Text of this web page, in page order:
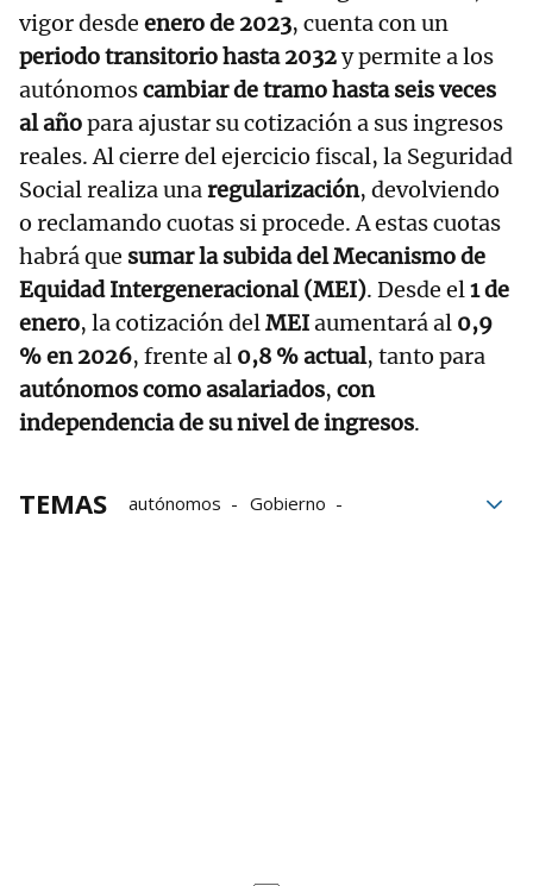
vigor desde enero de 2023, cuenta con un
periodo transitorio hasta 2032y permite a los
autónomoscambiar de tramo hasta seis veces
al añopara ajustar su cotización a sus ingresos
reales. Al cierre del ejercicio fiscal, la Seguridad
Social realiza unaregularización, devolviendo
o reclamando cuotas si procede. A estas cuotas
habrá que sumar la subida del Mecanismo de
Equidad Intergeneracional (MEI). Desde el1 de
enero, la cotización delMEIaumentará al 0,9
% en 2026, frente al 0,8 % actual, tanto para
autónomos como asalariados, con
independencia de su nivel de ingresos.
TEMAS autónomos
Gobierno